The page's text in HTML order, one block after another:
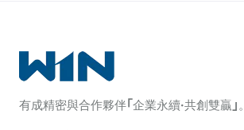
有成精密與合作夥伴｢企業永續·共創雙贏｣。